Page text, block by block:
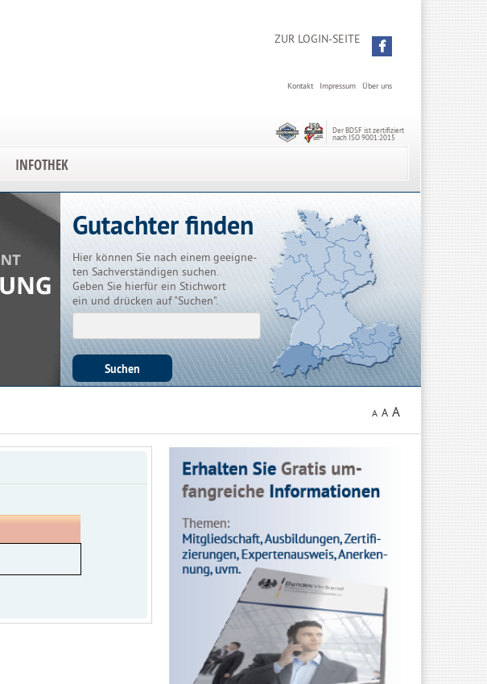
ZUR LOGIN-SEITE
Über uns
Impressum
Kontakt
Der BDSF ist zertifiziert
nach ISO 9001:2015
INFOTHEK
Gutachter finden
Hier können Sie nach einem geeigne-
ten Sachverständigen suchen.
Geben Sie hierfür ein Stichwort
ein und drücken auf "Suchen".
A A A